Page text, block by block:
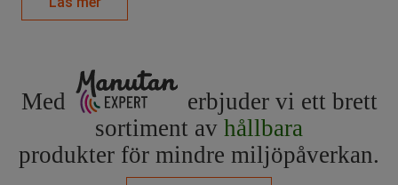
Med
erbjuder vi ett brett
sortiment av hållbara
produkter för mindre miljöpåverkan.